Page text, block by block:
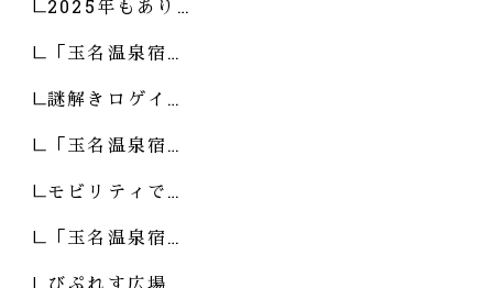
2025年もあり…
「玉名温泉宿…
謎解きロゲイ…
「玉名温泉宿…
モビリティで…
「玉名温泉宿…
びぷれす広場…